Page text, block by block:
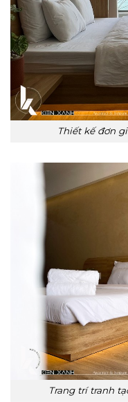
Thiết kế đơn
Trang trí tranh